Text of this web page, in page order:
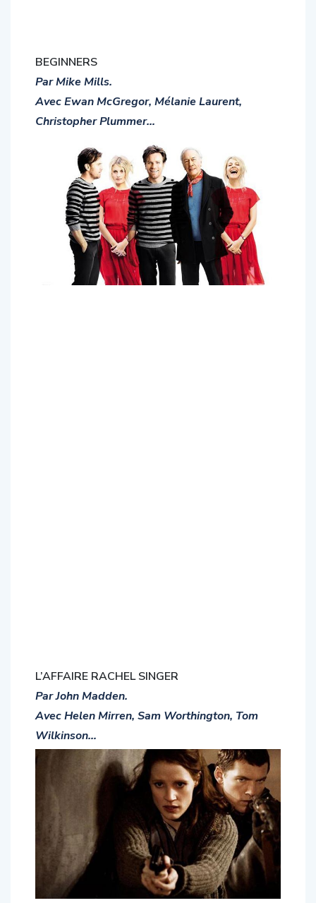
BEGINNERS
Par Mike Mills.
Avec Ewan McGregor, Mélanie Laurent,
Christopher Plummer…
L’AFFAIRE RACHEL SINGER
Par John Madden.
Avec Helen Mirren, Sam Worthington, Tom
Wilkinson…